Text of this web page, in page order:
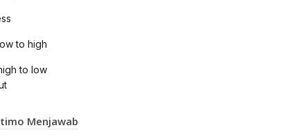
to high
to low
Menjawab